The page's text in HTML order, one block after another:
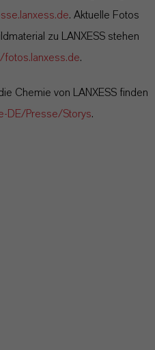
. Aktuelle Fotos
zu LANXESS stehen
fotos.lanxess.de.
Chemie von LANXESS finden
DE/Presse/Storys.